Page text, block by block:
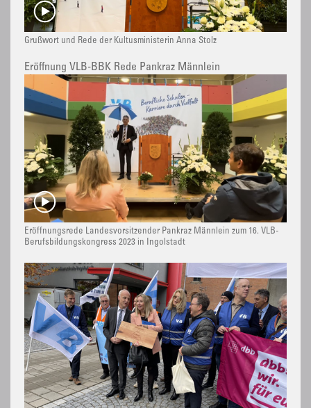
Grußwort und Rede der Kultusministerin Anna Stolz
Eröffnung VLB-BBK Rede Pankraz Männlein
Eröffnungsrede Landesvorsitzender Pankraz Männlein zum 16. VLB-
Berufsbildungskongress 2023 in Ingolstadt